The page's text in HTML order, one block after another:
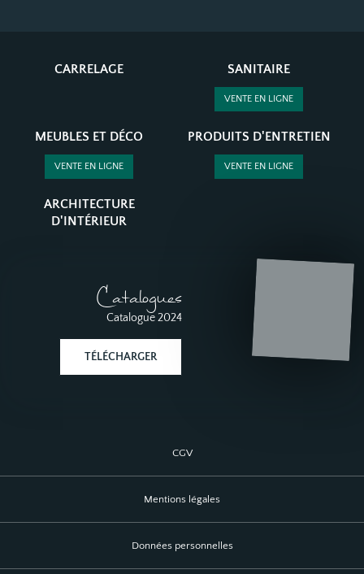
CARRELAGE SANITAIRE
VENTE EN LIGNE
MEUBLES ET DÉCO
VENTE EN LIGNE
PRODUITS D'ENTRETIEN
VENTE EN LIGNE
ARCHITECTURE
D'INTÉRIEUR
Catalogues
Catalogue 2024
TÉLÉCHARGER
CGV
Mentions légales
Données personnelles